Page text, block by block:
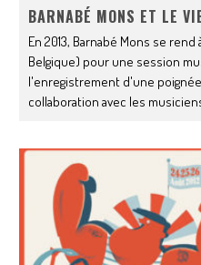
BARNABÉ MONS ET LE
En 2013, Barnabé Mons se
Belgique) pour une session
l'enregistrement d'une
collaboration avec les